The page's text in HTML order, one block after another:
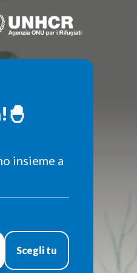
insieme a
Scegli tu